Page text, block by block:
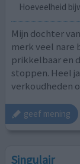
Hoeveelheid
Mijn dochter
merk veel nare
prikkelbaar en
stoppen. Heel
verkoudheden
geef mening
Singulair